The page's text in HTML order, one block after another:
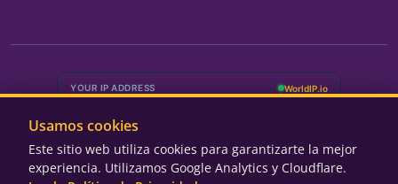
Usamos cookies
Este sitio web utiliza cookies para garantizarte la mejor
experiencia. Utilizamos Google Analytics y Cloudflare.
We're closed for the weekend
Back Monday at 9:00 AM ET
Sábado – Domingo